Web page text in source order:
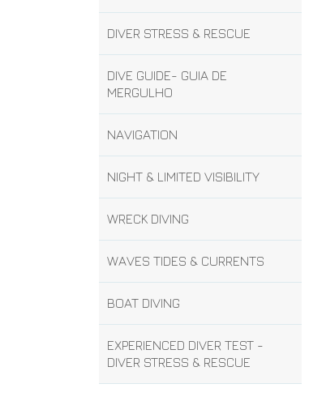
DIVER STRESS & RESCUE
DIVE GUIDE- GUIA DE
MERGULHO
NAVIGATION
NIGHT & LIMITED VISIBILITY
WRECK DIVING
WAVES TIDES & CURRENTS
BOAT DIVING
EXPERIENCED DIVER TEST -
DIVER STRESS & RESCUE